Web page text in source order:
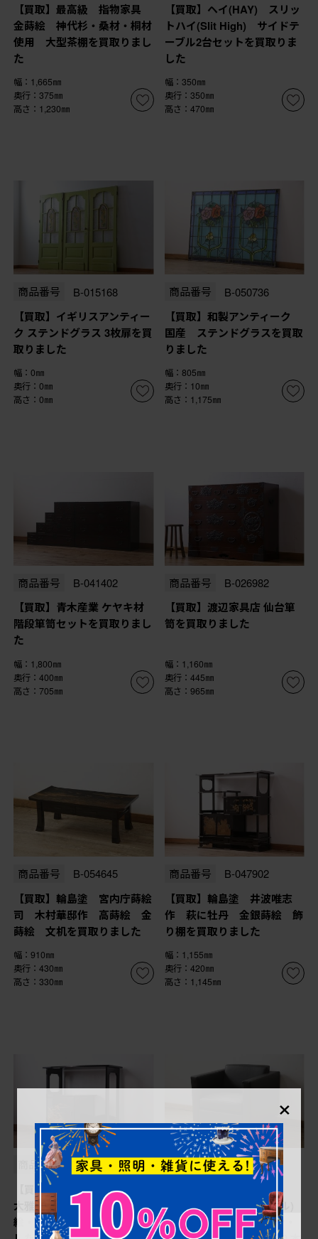
【買取】最高級 指物家具
金蒔絵 神代杉・桑材・桐材
使用 大型茶棚を買取りまし
た
幅：1,665㎜
奥行：375㎜
高さ：1,230㎜
【買取】ヘイ(HAY) スリッ
トハイ(Slit High) サイドテ
ーブル2台セットを買取りま
した
幅：350㎜
奥行：350㎜
高さ：470㎜
商品番号 B-015168
【買取】イギリスアンティー
ク ステンドグラス 3枚扉を買
取りました
幅：0㎜
奥行：0㎜
高さ：0㎜
商品番号 B-050736
【買取】和製アンティーク
国産 ステンドグラスを買取
りました
幅：805㎜
奥行：10㎜
高さ：1,175㎜
商品番号 B-041402
【買取】青木産業 ケヤキ材
階段箪笥セットを買取りまし
た
幅：1,800㎜
奥行：400㎜
高さ：705㎜
商品番号 B-026982
【買取】渡辺家具店 仙台箪
笥を買取りました
幅：1,160㎜
奥行：445㎜
高さ：965㎜
商品番号 B-054645
【買取】輪島塗 宮内庁蒔絵
司 木村華邸作 高蒔絵 金
蒔絵 文机を買取りました
幅：910㎜
奥行：430㎜
高さ：330㎜
商品番号 B-047902
【買取】輪島塗 井波唯志
作 萩に牡丹 金銀蒔絵 飾
り棚を買取りました
幅：1,155㎜
奥行：420㎜
高さ：1,145㎜
商品番号 B-035039
【買取】輪島漆器 輪島塗
大雅堂 大角裕二 山水蒔
絵・螺鈿 飾り棚を買取りま
商品番号 B-066578
KNOLL(ウォルター・ノル)
Norman Foster(ノーマン・
×